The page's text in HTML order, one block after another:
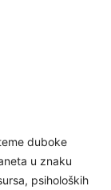
duboke
u znaku
psiholoških